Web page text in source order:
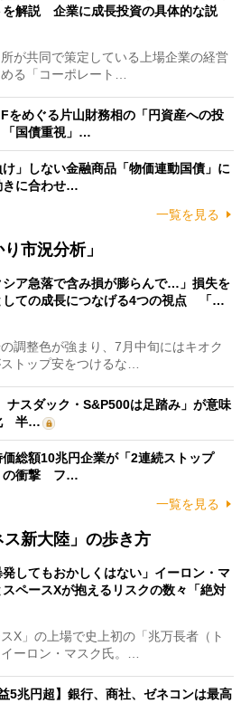
を解説 企業に成長投資の具体的な説
が共同で策定している上場企業の経営
る「コーポレート…
をめぐる片山財務相の「円資産への投
国債重視」…
」しない金融商品「物価連動国債」に
に合わせ…
一覧を見る
市況分析」
シア急落で含み損が膨らんで…」損失を
しての成長につなげる4つの視点 「…
調整色が強まり、7月中旬にはキオク
トップ安をつけるな…
ナスダック・S&P500は足踏み」が意味
半…
価総額10兆円企業が「2連続ストップ
の衝撃 フ…
一覧を見る
新大陸」の歩き方
発してもおかしくはない」イーロン・マ
スペースXが抱えるリスクの数々「絶対
X」の上場で史上初の「兆万長者（ト
ーロン・マスク氏。…
5兆円超】銀行、商社、ゼネコンは最高